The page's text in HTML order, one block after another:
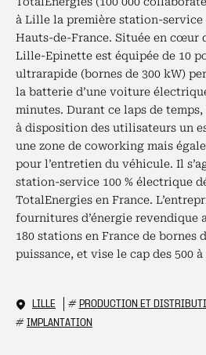
à Lille la première station-service
Hauts-de-France. Située en cœur
Lille-Epinette est équipée de 10
ultrarapide (bornes de 300 kW)
la batterie d’une voiture
minutes. Durant ce laps de
à disposition des utilisateurs un
une zone de coworking mais
pour l’entretien du véhicule. Il
station-service 100 % électrique
TotalEnergies en France.
fournitures d’énergie revendique
180 stations en France de bornes
puissance, et vise le cap des 500
LILLE # PRODUCTION ET
# IMPLANTATION